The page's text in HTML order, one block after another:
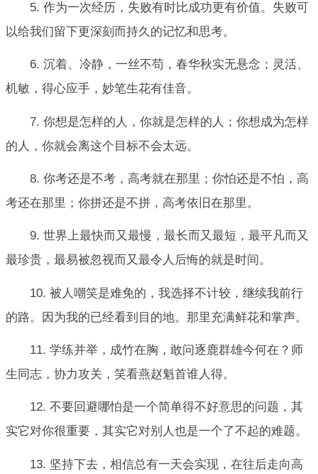
5. 作为一次经历，失败有时比成功更有价值。失败可
以给我们留下更深刻而持久的记忆和思考。
6. 沉着、冷静，一丝不苟，春华秋实无悬念；灵活、
机敏，得心应手，妙笔生花有佳音。
7. 你想是怎样的人，你就是怎样的人；你想成为怎样
的人，你就会离这个目标不会太远。
8. 你考还是不考，高考就在那里；你怕还是不怕，高
考还在那里；你拼还是不拼，高考依旧在那里。
9. 世界上最快而又最慢，最长而又最短，最平凡而又
最珍贵，最易被忽视而又最令人后悔的就是时间。
10. 被人嘲笑是难免的，我选择不计较，继续我前行
的路。因为我的已经看到目的地。那里充满鲜花和掌声。
11. 学练并举，成竹在胸，敢问逐鹿群雄今何在？师
生同志，协力攻关，笑看燕赵魁首谁人得。
12. 不要回避哪怕是一个简单得不好意思的问题，其
实它对你很重要，其实它对别人也是一个了不起的难题。
13. 坚持下去，相信总有一天会实现，在往后走向高